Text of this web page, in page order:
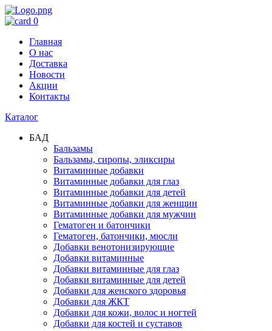
0
Главная
О нас
Доставка
Новости
Акции
Контакты
Каталог
БАД
Бальзамы
Бальзамы, сиропы, эликсиры
Витаминные добавки
Витаминные добавки для глаз
Витаминные добавки для детей
Витаминные добавки для женщин
Витаминные добавки для мужчин
Гематоген и батончики
Гематоген, батончики, мюсли
Добавки венотонизирующие
Добавки витаминные
Добавки витаминные для глаз
Добавки витаминные для детей
Добавки для женского здоровья
Добавки для ЖКТ
Добавки для кожи, волос и ногтей
Добавки для костей и суставов